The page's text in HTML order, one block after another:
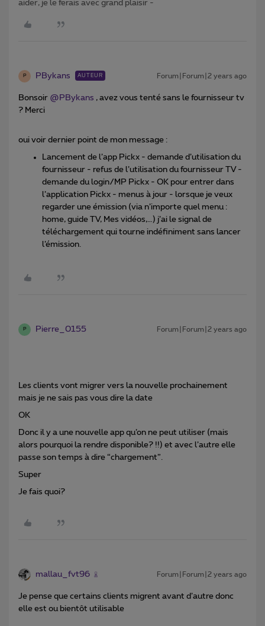
aider, je le ferais avec grand plaisir -
P PBykans AUTEUR Forum|Forum|2 years ago
Bonsoir @PBykans , avez vous tenté sans le fournisseur tv
? Merci
oui voir dernier point de mon message :
Lancement de l’app Pickx - demande d’utilisation du
fournisseur - refus de l’utilisation du fournisseur TV -
demande du login/MP Pickx - OK pour entrer dans
l’application Pickx - menus à jour - lorsque je veux
regarder une émission (via n’importe quel menu :
home, guide TV, Mes vidéos,…) j’ai le signal de
téléchargement qui tourne indéfiniment sans lancer
l’émission.
P Pierre_0155 Forum|Forum|2 years ago
Les clients vont migrer vers la nouvelle prochainement
mais je ne sais pas vous dire la date
OK
Donc il y a une nouvelle app qu’on ne peut utiliser (mais
alors pourquoi la rendre disponible? !!) et avec l’autre elle
passe son temps à dire “chargement”.
Super
Je fais quoi?
mallau_fvt96 Forum|Forum|2 years ago
Je pense que certains clients migrent avant d’autre donc
elle est ou bientôt utilisable